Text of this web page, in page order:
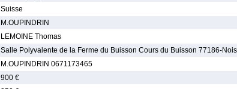
Suisse
M.OUPINDRIN
LEMOINE Thomas
Salle Polyvalente de la Ferme du Buisson Cours du Buisson 77186-
M.OUPINDRIN 0671173465
900 €